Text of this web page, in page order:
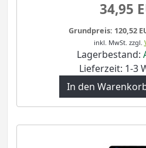
34,95
Grundpreis: 120,52
inkl. MwSt. zzgl.
Lagerbestand:
Lieferzeit: 1-3
In den